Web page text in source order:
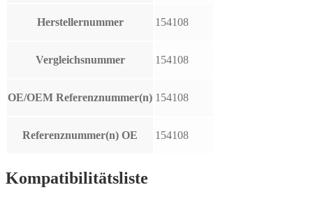
Herstellernummer 154108
Vergleichsnummer 154108
OE/OEM Referenznummer(n) 154108
Referenznummer(n) OE 154108
Kompatibilitätsliste